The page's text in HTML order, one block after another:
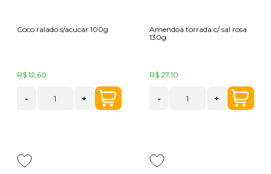
Coco ralado s/acucar 100g
R$ 12,60
- +
Amendoa torrada c/ sal rosa
130g
R$ 27,10
- +